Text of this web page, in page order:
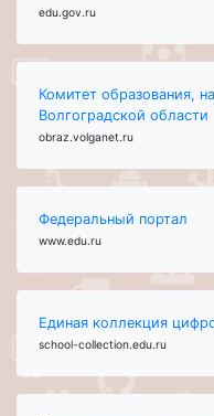
edu.gov.ru
Комитет образования,
Волгоградской области
obraz.volganet.ru
Федеральный портал
www.edu.ru
Единая коллекция
school-collection.edu.ru